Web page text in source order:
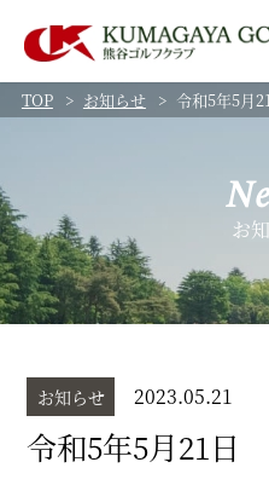
TOP
お知らせ 令和5年5
お
お知らせ 2023.05.21
令和5年5月21